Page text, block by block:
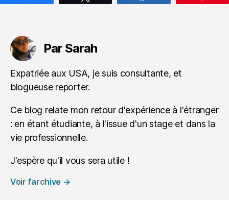
Par Sarah
Expatriée aux USA, je suis consultante, et
blogueuse reporter.
Ce blog relate mon retour d'expérience à l'étranger
: en étant étudiante, à l'issue d'un stage et dans la
vie professionnelle.
J'espère qu'il vous sera utile !
Voir l’archive →